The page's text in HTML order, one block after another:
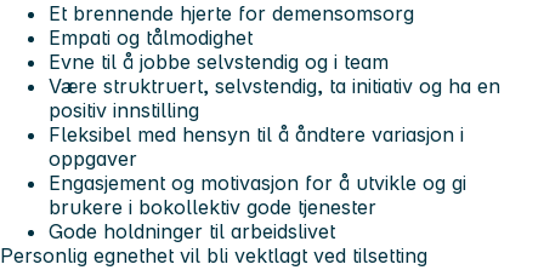
Et brennende hjerte for demensomsorg
Empati og tålmodighet
Evne til å jobbe selvstendig og i team
Være struktruert, selvstendig, ta initiativ og ha en
positiv innstilling
Fleksibel med hensyn til å åndtere variasjon i
oppgaver
Engasjement og motivasjon for å utvikle og gi
brukere i bokollektiv gode tjenester
Gode holdninger til arbeidslivet
Personlig egnethet vil bli vektlagt ved tilsetting